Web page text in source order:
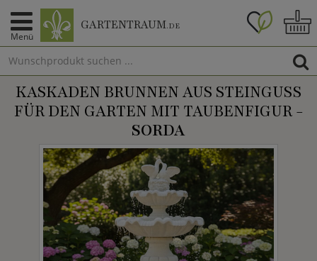
Menü
GARTENTRAUM.DE
KASKADEN BRUNNEN AUS STEINGUSS
FÜR DEN GARTEN MIT TAUBENFIGUR -
SORDA